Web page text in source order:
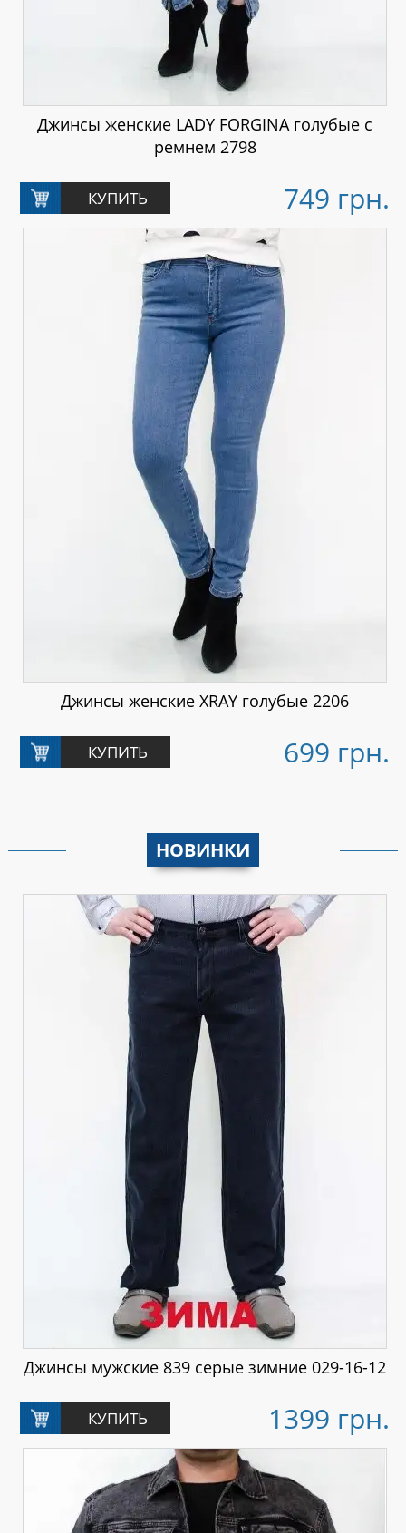
Джинсы женские LADY FORGINA голубые с
ремнем 2798
749 грн.
Джинсы женские XRAY голубые 2206
699 грн.
НОВИНКИ
Джинсы мужские 839 серые зимние 029-16-12
1399 грн.